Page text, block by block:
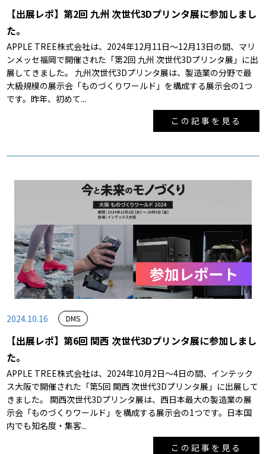
【出展レポ】第2回 九州 次世代3Dプリンタ展に参加しまし
た。
APPLE TREE株式会社は、2024年12月11日～12月13日の間、マリ
ンメッセ福岡で開催された「第2回 九州 次世代3Dプリンタ展」に出
展してきました。 九州次世代3Dプリンタ展は、製造業の分野で最
大級規模の展示会「ものづくりワールド」を構成する展示会の1つ
です。昨年、初めて...
この記事を見る
2024.10.16 DMS
【出展レポ】第6回 関西 次世代3Dプリンタ展に参加しまし
た。
APPLE TREE株式会社は、2024年10月2日～4日の間、インテック
ス大阪で開催された「第5回 関西 次世代3Dプリンタ展」に出展して
きました。 関西次世代3Dプリンタ展は、西日本最大の製造業の展
示会「ものづくりワールド」を構成する展示会の1つです。日本国
内でも知名度・集客...
この記事を見る